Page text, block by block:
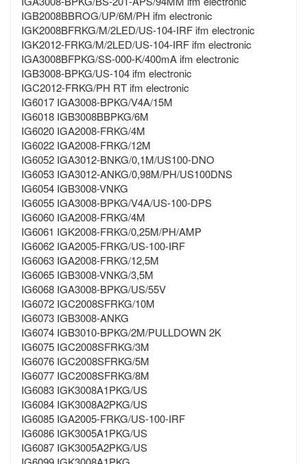
IGB2008BBROG/UP/6M/PH ifm electronic
IGK2008BFRKG/M/2LED/US-104-IRF ifm electronic
IGK2012-FRKG/M/2LED/US-104-IRF ifm electronic
IGA3008BFPKG/SS-000-K/400mA ifm electronic
IGB3008-BPKG/US-104 ifm electronic
IGC2012-FRKG/PH RT ifm electronic
IG6017 IGA3008-BPKG/V4A/15M
IG6018 IGB3008BBPKG/6M
IG6020 IGA2008-FRKG/4M
IG6022 IGA2008-FRKG/12M
IG6052 IGA3012-BNKG/0,1M/US100-DNO
IG6053 IGA3012-ANKG/0,98M/PH/US100DNS
IG6054 IGB3008-VNKG
IG6055 IGA3008-BPKG/V4A/US-100-DPS
IG6060 IGA2008-FRKG/4M
IG6061 IGK2008-FRKG/0,25M/PH/AMP
IG6062 IGA2005-FRKG/US-100-IRF
IG6063 IGA2008-FRKG/12,5M
IG6065 IGB3008-VNKG/3,5M
IG6068 IGA3008-BPKG/US/55V
IG6072 IGC2008SFRKG/10M
IG6073 IGB3008-ANKG
IG6074 IGB3010-BPKG/2M/PULLDOWN 2K
IG6075 IGC2008SFRKG/3M
IG6076 IGC2008SFRKG/5M
IG6077 IGC2008SFRKG/8M
IG6083 IGK3008A1PKG/US
IG6084 IGK3008A2PKG/US
IG6085 IGA2005-FRKG/US-100-IRF
IG6086 IGK3005A1PKG/US
IG6087 IGK3005A2PKG/US